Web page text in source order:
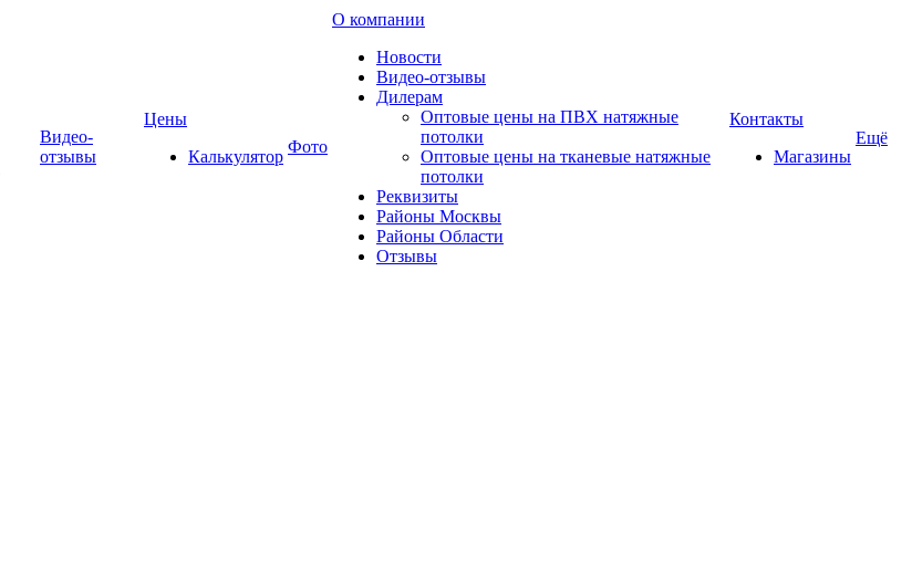
Видео-
отзывы
Цены
Калькулятор
Фото
О компании
Новости
Видео-отзывы
Дилерам
Оптовые цены на ПВХ натяжные
потолки
Оптовые цены на тканевые натяжные
потолки
Реквизиты
Районы Москвы
Районы Области
Отзывы
Контакты
Магазины
Ещё